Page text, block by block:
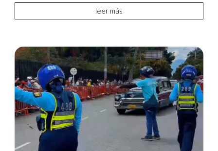
leer más